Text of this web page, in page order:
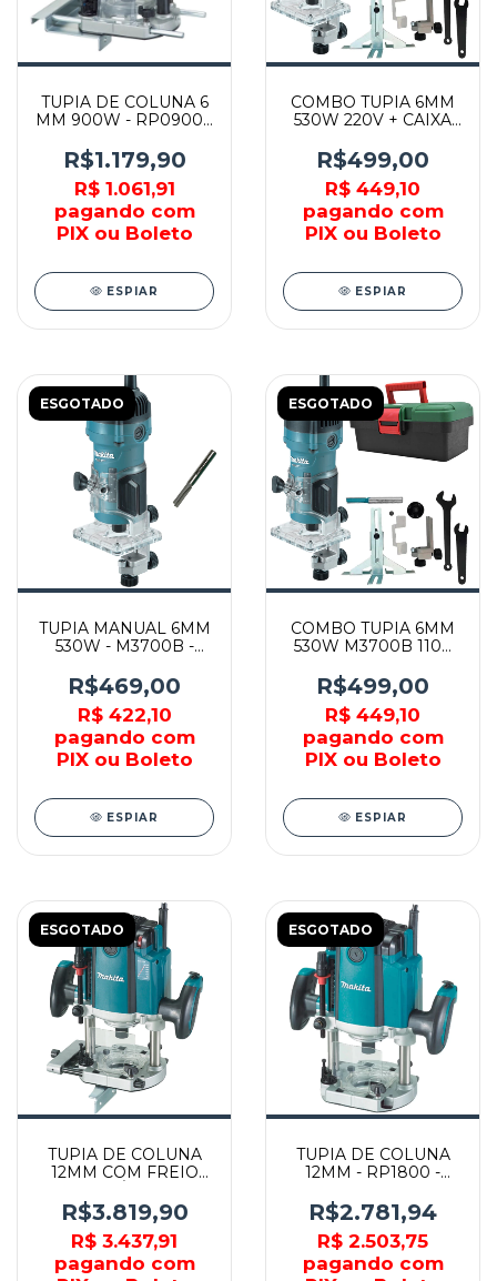
TUPIA DE COLUNA 6
MM 900W - RP0900 -
R$1.179,90
R$ 1.061,91
pagando com
PIX ou Boleto
ESPIAR
COMBO TUPIA 6MM
530W 220V + CAIXA
R$499,00
R$ 449,10
pagando com
PIX ou Boleto
ESPIAR
ESGOTADO
TUPIA MANUAL 6MM
530W - M3700B -
R$469,00
R$ 422,10
pagando com
PIX ou Boleto
ESPIAR
ESGOTADO
COMBO TUPIA 6MM
530W M3700B 110V
R$499,00
R$ 449,10
pagando com
PIX ou Boleto
ESPIAR
ESGOTADO
TUPIA DE COLUNA
12MM COM FREIO
RP2301FC - MAKITA
R$3.819,90
R$ 3.437,91
pagando com
ESGOTADO
TUPIA DE COLUNA
12MM - RP1800 -
R$2.781,94
R$ 2.503,75
pagando com